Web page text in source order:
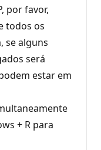
por favor,
todos os
se alguns
será
estar em
+ R para